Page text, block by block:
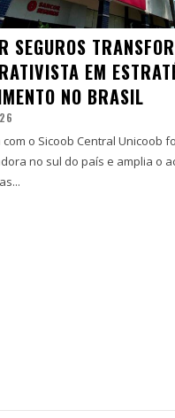
SEGUROS
EM
NO BRASIL
com o Sicoob Central Unicoob
no sul do país e amplia o